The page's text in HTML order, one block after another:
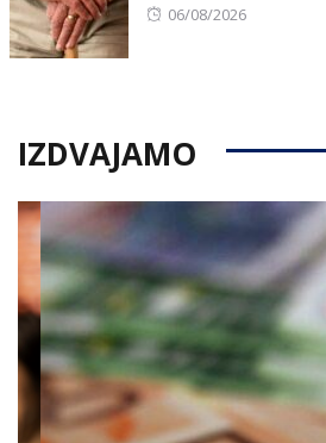
Posted
06/08/2026
IZDVAJAMO